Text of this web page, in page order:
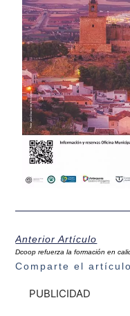
Anterior Artículo
Comparte el
PUBLICIDAD